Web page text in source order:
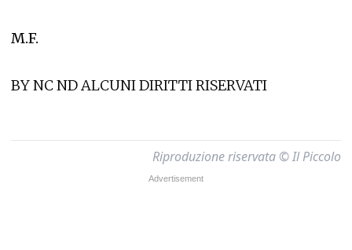
M.F.
BY NC ND ALCUNI DIRITTI RISERVATI
Riproduzione riservata © Il Piccolo